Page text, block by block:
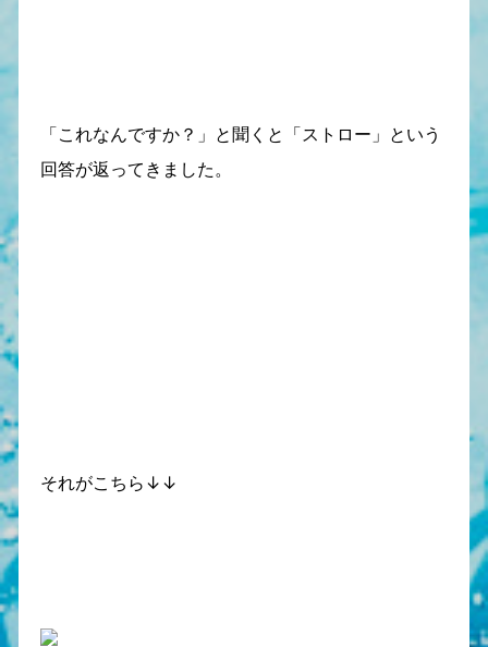
「これなんですか？」と聞くと「ストロー」という
回答が返ってきました。
それがこちら↓↓